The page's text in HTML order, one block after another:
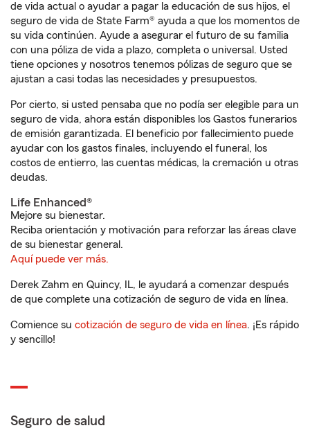
de vida actual o ayudar a pagar la educación de sus hijos, el
seguro de vida de State Farm® ayuda a que los momentos de
su vida continúen. Ayude a asegurar el futuro de su familia
con una póliza de vida a plazo, completa o universal. Usted
tiene opciones y nosotros tenemos pólizas de seguro que se
ajustan a casi todas las necesidades y presupuestos.
Por cierto, si usted pensaba que no podía ser elegible para un
seguro de vida, ahora están disponibles los Gastos funerarios
de emisión garantizada. El beneficio por fallecimiento puede
ayudar con los gastos finales, incluyendo el funeral, los
costos de entierro, las cuentas médicas, la cremación u otras
deudas.
Life Enhanced®
Mejore su bienestar.
Reciba orientación y motivación para reforzar las áreas clave
de su bienestar general.
Aquí puede ver más.
Derek Zahm en Quincy, IL, le ayudará a comenzar después
de que complete una cotización de seguro de vida en línea.
Comience su cotización de seguro de vida en línea. ¡Es rápido
y sencillo!
Seguro de salud